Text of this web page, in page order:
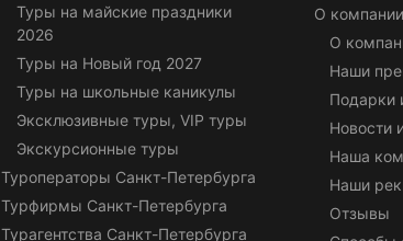
Туры на майские праздники
2026
Туры на Новый год 2027
Туры на школьные каникулы
Эксклюзивные туры, VIP туры
Экскурсионные туры
Туроператоры Санкт-Петербурга
Турфирмы Санкт-Петербурга
Турагентства Санкт-Петербурга
О компании
О
Наши
Подарки
Новости
Наша
Наши
Отзывы